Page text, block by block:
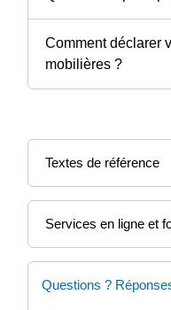
Comment déclarer
mobilières ?
Textes de référence
Services en ligne et
Questions ?